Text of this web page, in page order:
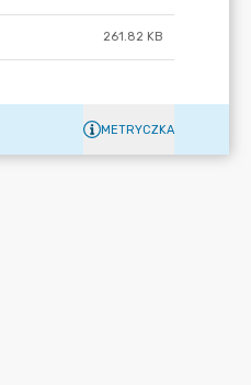
261.82 KB
METRYCZKA